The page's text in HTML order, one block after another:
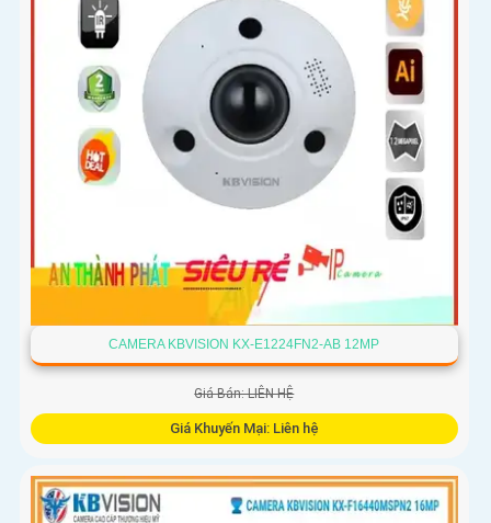
CAMERA KBVISION KX-E1224FN2-AB 12MP
Giá Bán: LIÊN HỆ
Giá Khuyến Mại: Liên hệ
Camera giám sát KX-E1224FN2-AB sử dụng công nghệ
Starlight tiên tiến, có khả năng giám sát tốt trong môi